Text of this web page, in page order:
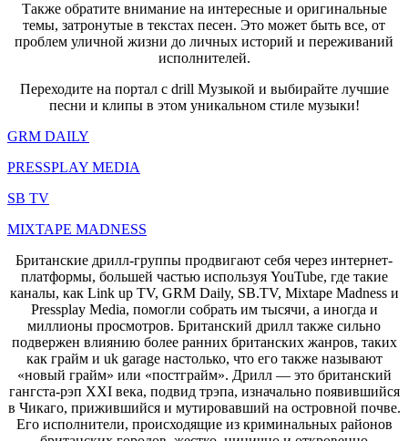
Также обратите внимание на интересные и оригинальные
темы, затронутые в текстах песен. Это может быть все, от
проблем уличной жизни до личных историй и переживаний
исполнителей.
Переходите на портал с drill Музыкой и выбирайте лучшие
песни и клипы в этом уникальном стиле музыки!
GRM DAILY
PRESSPLAY MEDIA
SB TV
MIXTAPE MADNESS
Британские дрилл-группы продвигают себя через интернет-
платформы, большей частью используя YouTube, где такие
каналы, как Link up TV, GRM Daily, SB.TV, Mixtape Madness и
Pressplay Media, помогли собрать им тысячи, а иногда и
миллионы просмотров. Британский дрилл также сильно
подвержен влиянию более ранних британских жанров, таких
как грайм и uk garage настолько, что его также называют
«новый грайм» или «постграйм». Дрилл — это британский
гангста-рэп XXI века, подвид трэпа, изначально появившийся
в Чикаго, прижившийся и мутировавший на островной почве.
Его исполнители, происходящие из криминальных районов